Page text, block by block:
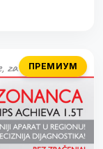
ПРЕМИУМ